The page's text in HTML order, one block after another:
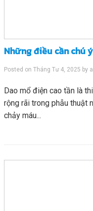
Những điều cần chú
Posted on Tháng Tư 4, 2025 by
Dao mổ điện cao tần là
rộng rãi trong phẫu thuật
chảy máu...